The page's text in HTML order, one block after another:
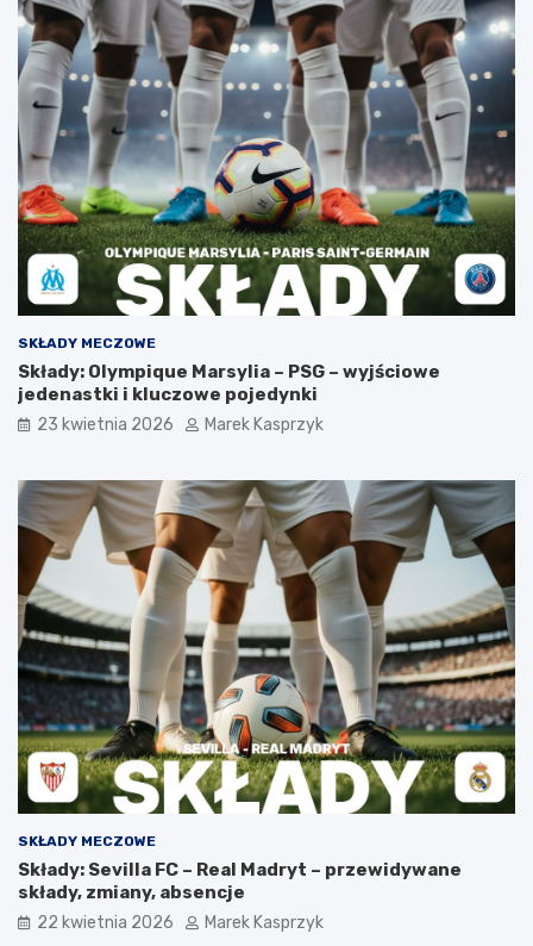
SKŁADY MECZOWE
Składy: Olympique Marsylia – PSG – wyjściowe
jedenastki i kluczowe pojedynki
23 kwietnia 2026 Marek Kasprzyk
SKŁADY MECZOWE
Składy: Sevilla FC – Real Madryt – przewidywane
składy, zmiany, absencje
22 kwietnia 2026 Marek Kasprzyk